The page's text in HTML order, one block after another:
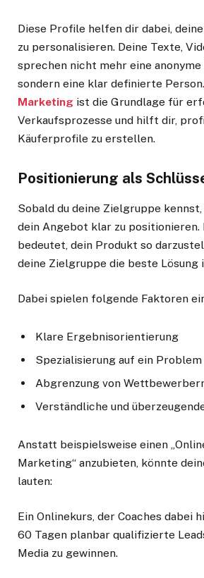
Diese Profile helfen dir dabei,
zu personalisieren. Deine Texte,
sprechen nicht mehr eine anonyme
sondern eine klar definierte Person.
Marketing ist die Grundlage für
Verkaufsprozesse und hilft dir,
Käuferprofile zu erstellen.
Positionierung als
Sobald du deine Zielgruppe kennst,
dein Angebot klar zu
bedeutet, dein Produkt so
deine Zielgruppe die beste Lösung
Dabei spielen folgende Faktoren
Klare Ergebnisorientierung
Spezialisierung auf ein Problem
Abgrenzung von
Verständliche und
Anstatt beispielsweise einen
Marketing“ anzubieten, könnte
lauten:
Ein Onlinekurs, der Coaches dabei
60 Tagen planbar qualifizierte
Media zu gewinnen.